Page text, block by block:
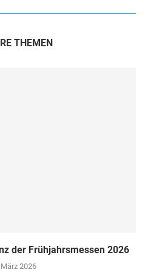
THEMEN
der Frühjahrsmessen 2026
2026